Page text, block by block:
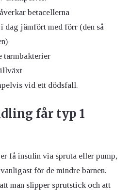
betacellerna
dag jämfört med förr (den så
tarmbakterier
vid ett dödsfall.
får typ 1
få insulin via spruta eller pump,
för de mindre barnen.
man slipper sprutstick och att